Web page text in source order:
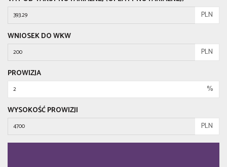
PLN
WNIOSEK DO WKW
PLN
PROWIZJA
%
WYSOKOŚĆ PROWIZJI
PLN